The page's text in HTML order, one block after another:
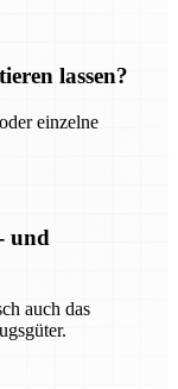
lassen?
einzelne
und
auch das